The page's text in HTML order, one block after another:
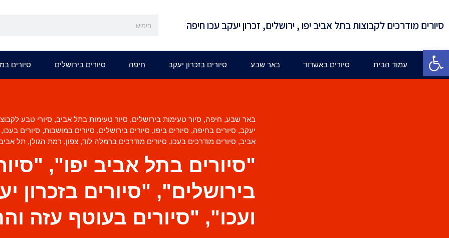
פתח סרגל נגישות
סיורים מודרכים לקבוצות בתל אביב יפו , ירושלים, זכרון יעקב עכו חיפה
עמוד הבית סיורים באשדוד באר שבע סיורים בזכרון יעקב חיפה סיורים בירושלים סיורים
באר שבע, חיפה, סיור טעימות בירושלים, סיור טעימות בתל אביב, סיורי טבע
יעקב, סיורים בחיפה, סיורים ביפו, סיורים בירושלים, סיורים במושבות, סיורים בעכו
אביב, סיורים מודרכים בעכו, סיורים מודרכים ברמלה לוד,צפון, רמת הגולן,תל
"סיורים בתל אביב יפו",
בירושלים", "סיורים בזכרון
ועכו", "סיורים בעוטף עזה